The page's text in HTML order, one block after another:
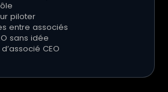
piloter
entre associés
sans idée
CEO